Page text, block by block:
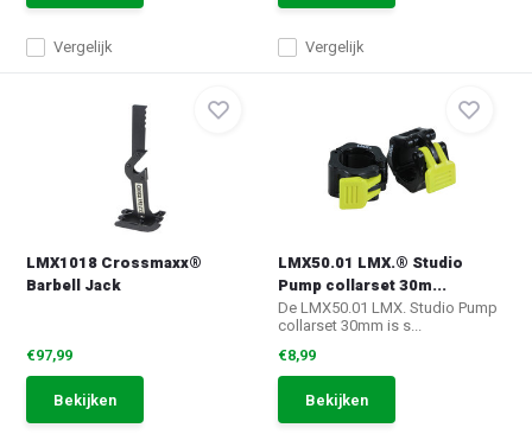
Vergelijk Vergelijk
LMX1018 Crossmaxx®
Barbell Jack
€97,99
Bekijken
LMX50.01 LMX.® Studio
Pump collarset 30m...
De LMX50.01 LMX. Studio Pump
collarset 30mm is s...
€8,99
Bekijken